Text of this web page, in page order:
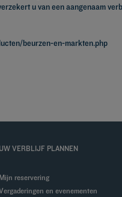
u van een aangenaam
beurzen-en-markten.php
UW VERBLIJF PLANNEN
Mijn reservering
Vergaderingen en evenementen